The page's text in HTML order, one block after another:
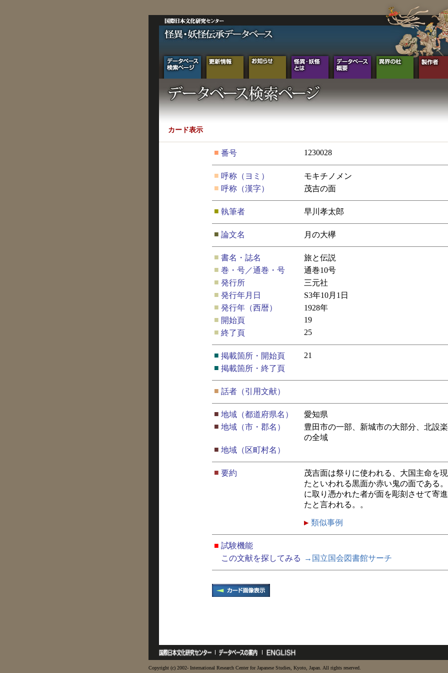
カード表示
■ 番号 1230028
■ 呼称（ヨミ）
モキチノメン
■ 呼称（漢字） 茂吉の面
■ 執筆者 早川孝太郎
■ 論文名 月の大欅
■ 書名・誌名
旅と伝説
■ 巻・号／通巻・号
通巻10号
■ 発行所
三元社
■ 発行年月日
S3年10月1日
■ 発行年（西暦）
1928年
■ 開始頁
19
■ 終了頁 25
■ 掲載箇所・開始頁
21
■ 掲載箇所・終了頁
■ 話者（引用文献）
■ 地域（都道府県名）
愛知県
■ 地域（市・郡名）
豊田市の一部、新城市の大部分、北設
の全域
■ 地域（区町村名）
■ 要約
茂吉面は祭りに使われる、大国主命を
たといわれる黒面か赤い鬼の面である
に取り憑かれた者が面を彫刻させて寄
たと言われる。。
類似事例
■ 試験機能
この文献を探してみる
→国立国会図書館サーチ
Copyright (c) 2002- International Research Center for Japanese Studies, Kyoto, Japan. All rights reserved.